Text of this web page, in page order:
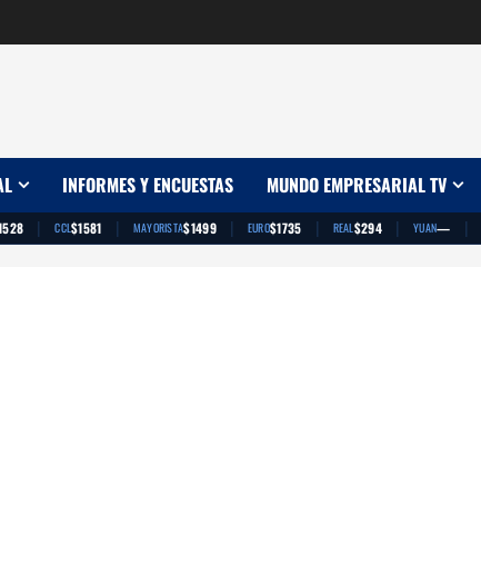
INFORMES Y ENCUESTAS MUNDO EMPRESARIAL TV
| CCL$1581 | MAYORISTA$1499 | EURO$1735 | REAL$294 | YUAN— |